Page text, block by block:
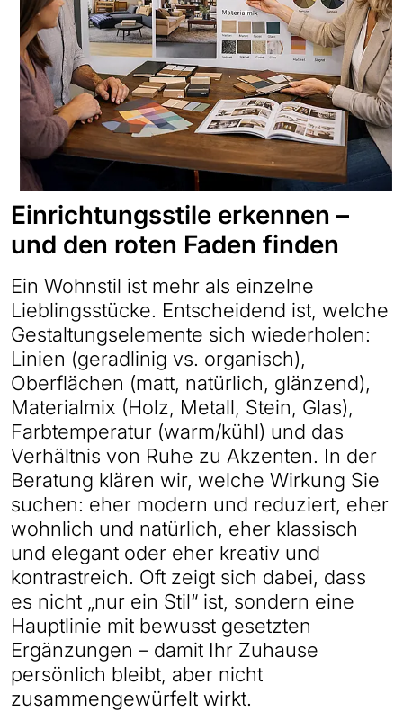
Einrichtungsstile erkennen –
und den roten Faden finden
Ein Wohnstil ist mehr als einzelne
Lieblingsstücke. Entscheidend ist, welche
Gestaltungselemente sich wiederholen:
Linien (geradlinig vs. organisch),
Oberflächen (matt, natürlich, glänzend),
Materialmix (Holz, Metall, Stein, Glas),
Farbtemperatur (warm/kühl) und das
Verhältnis von Ruhe zu Akzenten. In der
Beratung klären wir, welche Wirkung Sie
suchen: eher modern und reduziert, eher
wohnlich und natürlich, eher klassisch
und elegant oder eher kreativ und
kontrastreich. Oft zeigt sich dabei, dass
es nicht „nur ein Stil“ ist, sondern eine
Hauptlinie mit bewusst gesetzten
Ergänzungen – damit Ihr Zuhause
persönlich bleibt, aber nicht
zusammengewürfelt wirkt.